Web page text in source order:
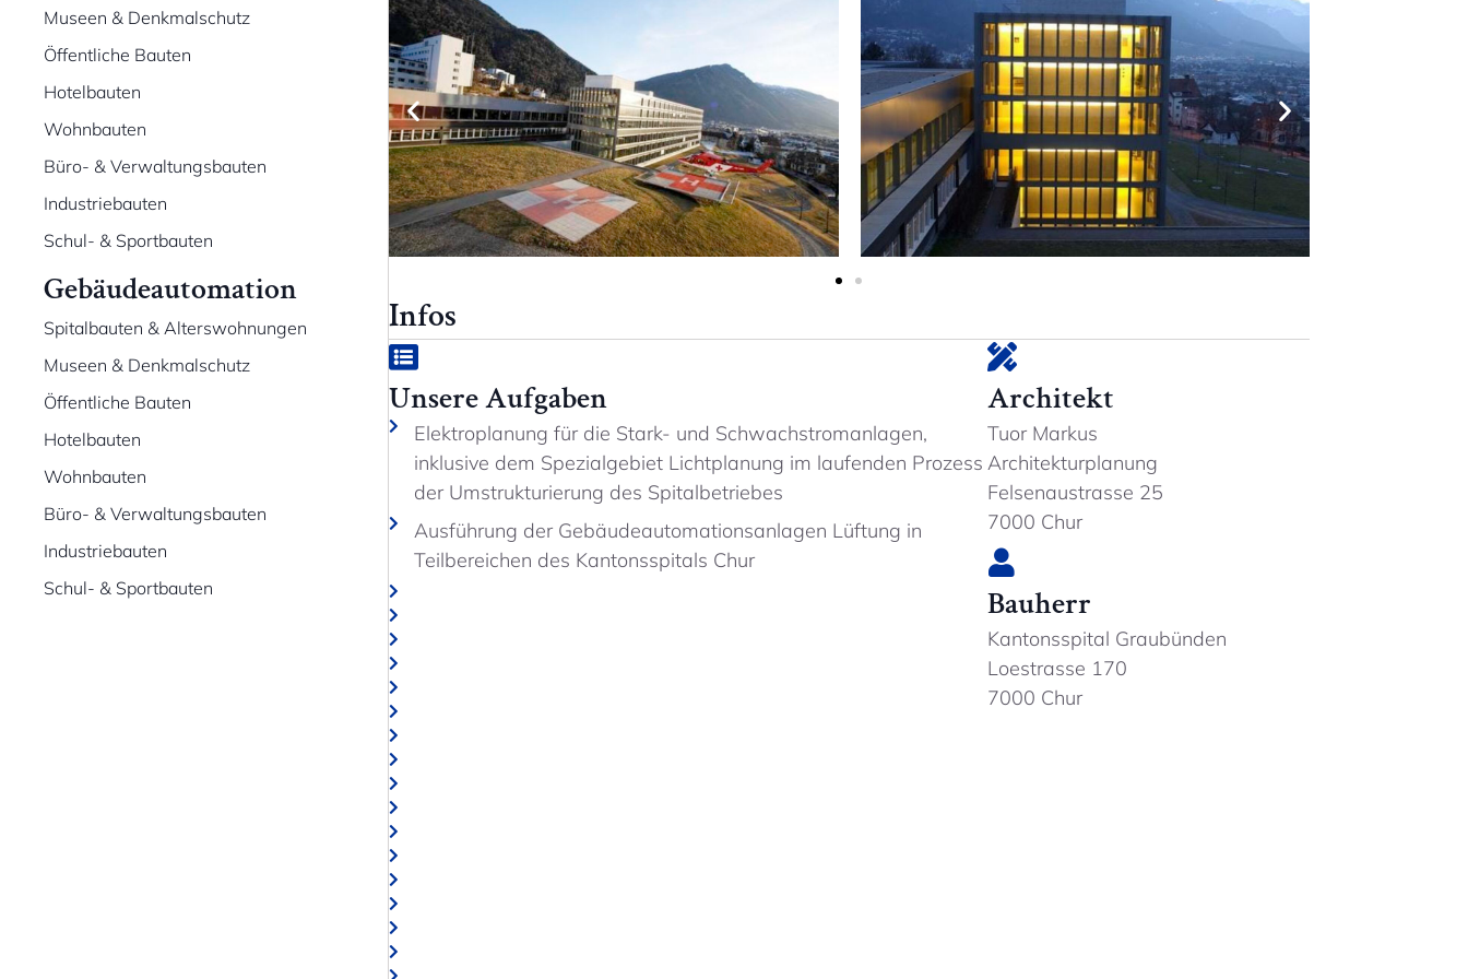
Museen & Denkmalschutz
Öffentliche Bauten
Hotelbauten
Wohnbauten
Büro- & Verwaltungsbauten
Industriebauten
Schul- & Sportbauten
Gebäudeautomation
Spitalbauten & Alterswohnungen
Museen & Denkmalschutz
Öffentliche Bauten
Hotelbauten
Wohnbauten
Büro- & Verwaltungsbauten
Industriebauten
Schul- & Sportbauten
Infos
Unsere Aufgaben
Elektroplanung für die Stark- und Schwachstromanlagen,
inklusive dem Spezialgebiet Lichtplanung im laufenden Prozess
der Umstrukturierung des Spitalbetriebes
Ausführung der Gebäudeautomationsanlagen Lüftung in
Teilbereichen des Kantonsspitals Chur
Architekt
Tuor Markus
Architekturplanung
Felsenaustrasse 25
7000 Chur
Bauherr
Kantonsspital Graubünden
Loestrasse 170
7000 Chur